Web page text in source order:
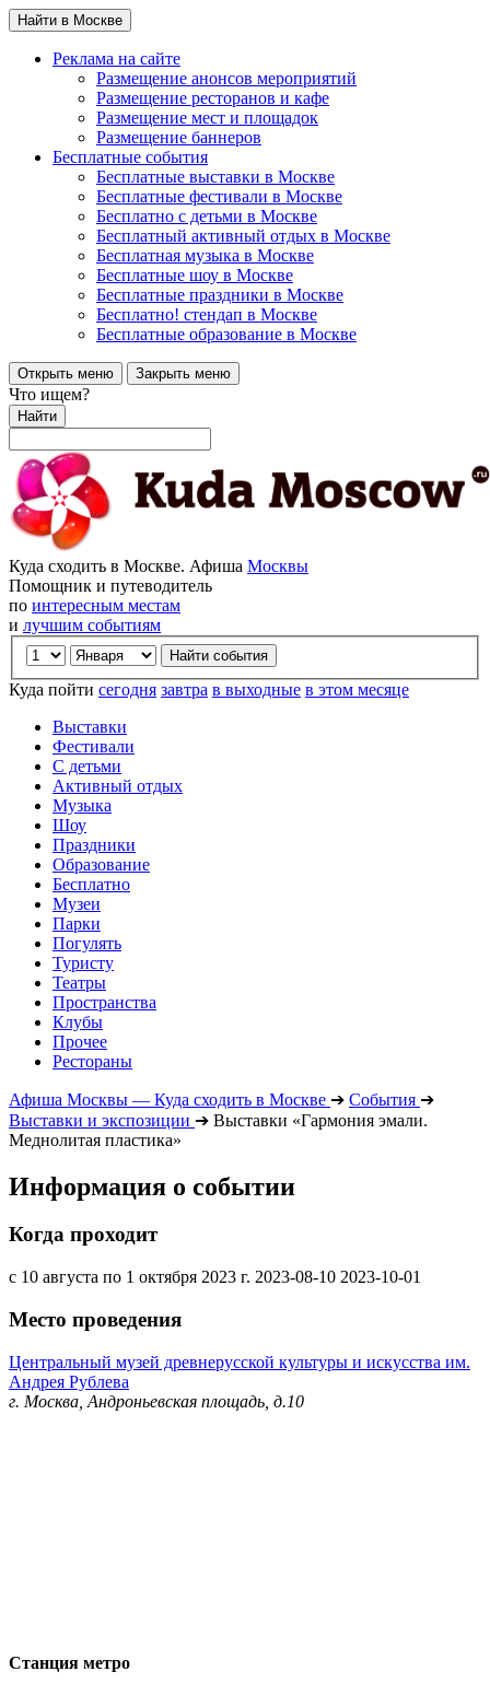
Найти в Москве
Реклама на сайте
Размещение анонсов мероприятий
Размещение ресторанов и кафе
Размещение мест и площадок
Размещение баннеров
Бесплатные события
Бесплатные выставки в Москве
Бесплатные фестивали в Москве
Бесплатно с детьми в Москве
Бесплатный активный отдых в Москве
Бесплатная музыка в Москве
Бесплатные шоу в Москве
Бесплатные праздники в Москве
Бесплатно! стендап в Москве
Бесплатные образование в Москве
Открыть меню Закрыть меню
Что ищем?
Найти
Куда сходить в Москве. Афиша Москвы
Помощник и путеводитель
по интересным местам
и лучшим событиям
Куда пойти сегодня завтра в выходные в этом месяце
Выставки
Фестивали
С детьми
Активный отдых
Музыка
Шоу
Праздники
Образование
Бесплатно
Музеи
Парки
Погулять
Туристу
Театры
Пространства
Клубы
Прочее
Рестораны
Афиша Москвы — Куда сходить в Москве ➔ События ➔
Выставки и экспозиции ➔ Выставки «Гармония эмали.
Меднолитая пластика»
Информация о событии
Когда проходит
с 10 августа по 1 октября 2023 г. 2023-08-10 2023-10-01
Место проведения
Центральный музей древнерусской культуры и искусства им.
Андрея Рублева
г. Москва, Андроньевская площадь, д.10
Станция метро